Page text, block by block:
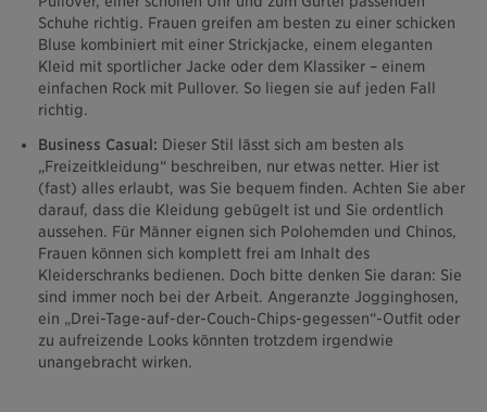
Schuhe richtig. Frauen greifen am besten zu einer schicken
Bluse kombiniert mit einer Strickjacke, einem eleganten
Kleid mit sportlicher Jacke oder dem Klassiker – einem
einfachen Rock mit Pullover. So liegen sie auf jeden Fall
richtig.
Business Casual: Dieser Stil lässt sich am besten als
„Freizeitkleidung“ beschreiben, nur etwas netter. Hier ist
(fast) alles erlaubt, was Sie bequem finden. Achten Sie aber
darauf, dass die Kleidung gebügelt ist und Sie ordentlich
aussehen. Für Männer eignen sich Polohemden und Chinos,
Frauen können sich komplett frei am Inhalt des
Kleiderschranks bedienen. Doch bitte denken Sie daran: Sie
sind immer noch bei der Arbeit. Angeranzte Jogginghosen,
ein „Drei-Tage-auf-der-Couch-Chips-gegessen“-Outfit oder
zu aufreizende Looks könnten trotzdem irgendwie
unangebracht wirken.